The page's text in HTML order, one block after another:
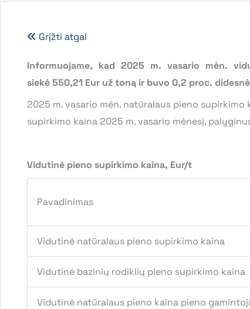
Grįžti atgal
Informuojame, kad 2025 m. vasario mėn.
siekė550,21 Eur už toną ir buvo 0,2 proc.
2025 m. vasario mėn. natūralaus pieno
supirkimo kaina 2025 m. vasario mėnesį,
Vidutinė pieno supirkimo kaina, Eur/t
Pavadinimas
Vidutinė natūralaus pieno supirkimo kaina
Vidutinė bazinių rodiklių pieno supirkimo kaina
Vidutinė natūralaus pieno kaina pieno